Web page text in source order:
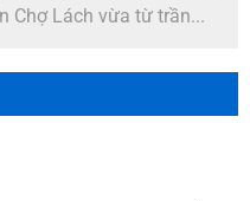
Chợ Lách vừa từ trần...